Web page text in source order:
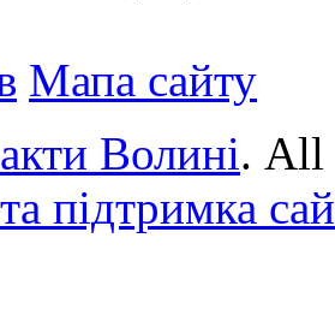
Мапа сайту
Волині. All
підтримка